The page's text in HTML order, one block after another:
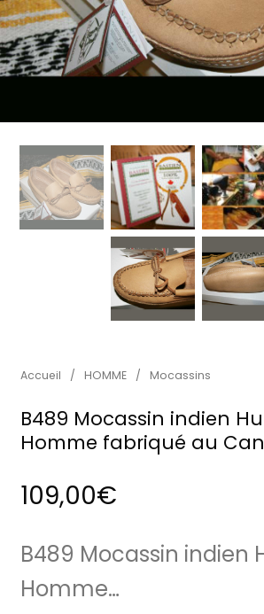
ARTISANAT
AMERINDIEN
ACCESSOIRES
Accueil / HOMME / Mocassins
B489 Mocassin indien
Homme fabriqué au
109,00€
B489 Mocassin indien
Homme…